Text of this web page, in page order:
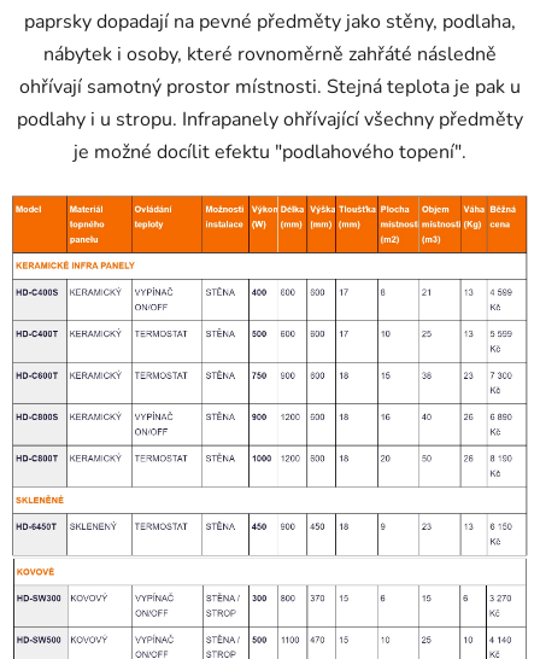
paprsky dopadají na pevné předměty jako stěny, podlaha,
nábytek i osoby, které rovnoměrně zahřáté následně
ohřívají samotný prostor místnosti. Stejná teplota je pak u
podlahy i u stropu. Infrapanely ohřívající všechny předměty
je možné docílit efektu "podlahového topení".